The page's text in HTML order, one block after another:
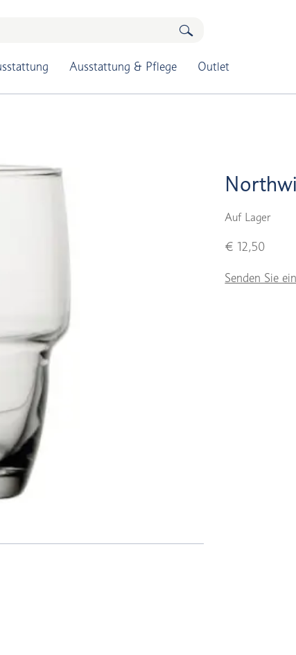
Ausstattung & Pflege Outlet
Auf Lager
€ 12,50
Senden Sie